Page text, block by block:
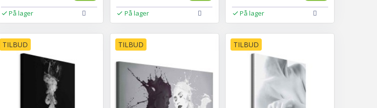
På lager På lager På lager
TILBUD TILBUD TILBUD